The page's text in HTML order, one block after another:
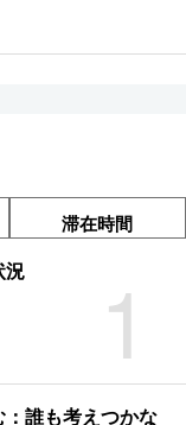
滞在時間
1
況
誰も考えつかな